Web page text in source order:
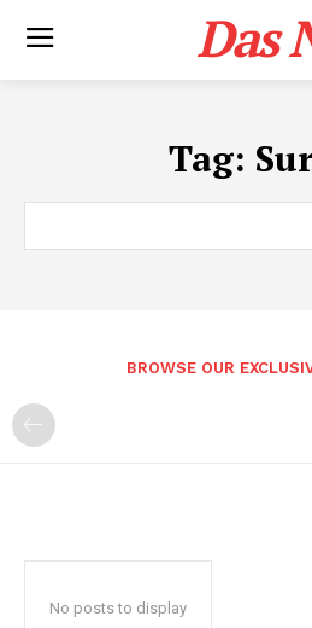
Das
Tag:
BROWSE OUR
No posts to display